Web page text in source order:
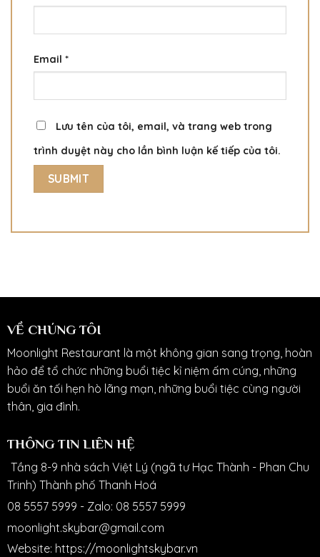
Email *
Lưu tên của tôi, email, và trang web trong
trình duyệt này cho lần bình luận kế tiếp của tôi.
VỀ CHÚNG TÔI
Moonlight Restaurant là một không gian sang trọng, hoàn
hảo để tổ chức những buổi tiệc kỉ niệm ấm cúng, những
buổi ăn tối hẹn hò lãng mạn, những buổi tiệc cùng người
thân, gia đình.
THÔNG TIN LIÊN HỆ
Tầng 8-9 nhà sách Việt Lý (ngã tư Hạc Thành - Phan Chu
Trinh) Thành phố Thanh Hoá
08 5557 5999 - Zalo: 08 5557 5999
moonlight.skybar@gmail.com
Website: https://moonlightskybar.vn